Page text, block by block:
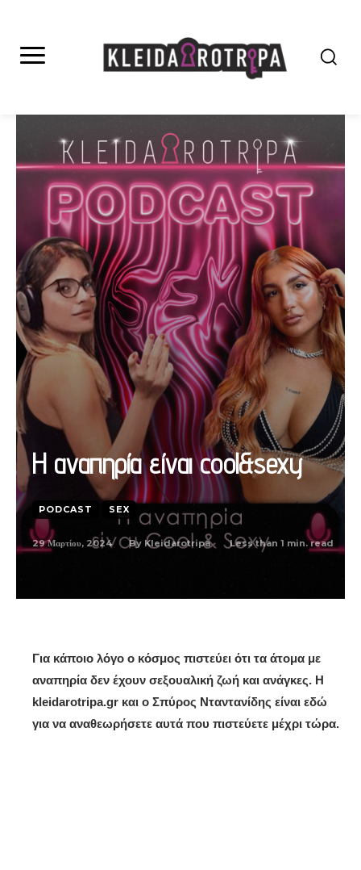
Η αναπηρία είναι cool&sexy
PODCAST SEX
29 Μαρτίου, 2024 By Kleidarotripa Less than 1 min. read
Για κάποιο λόγο ο κόσμος πιστεύει ότι τα άτομα με
αναπηρία δεν έχουν σεξουαλική ζωή και ανάγκες. Η
kleidarotripa.gr και ο Σπύρος Νταντανίδης είναι εδώ
για να αναθεωρήσετε αυτά που πιστεύετε μέχρι τώρα.